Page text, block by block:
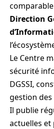
Direction
Le Centre
sécurité
DGSSI,
gestion
Il publie
actuelles